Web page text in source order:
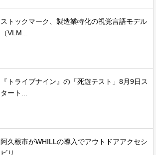
ストックマーク、製造業特化の視覚言語モデル
（VLM...
『トライブナイン』の「死遊テスト」8月9日ス
タート...
阿久根市がWHILLの導入でアウトドアアクセシ
ビリ...